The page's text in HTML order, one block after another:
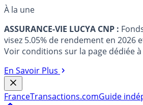
À la une
ASSURANCE-VIE LUCYA CNP :
visez 5.05% de rendement en 2026
Voir conditions sur la page dédiée
En Savoir Plus
FranceTransactions.comGuide